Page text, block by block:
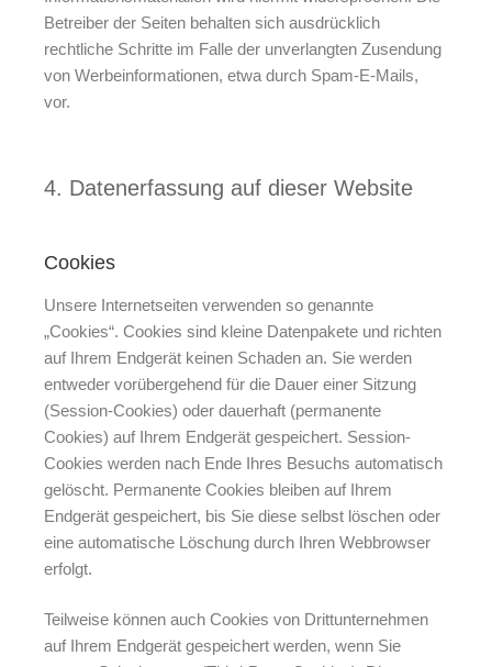
Betreiber der Seiten behalten sich ausdrücklich
rechtliche Schritte im Falle der unverlangten Zusendung
von Werbeinformationen, etwa durch Spam-E-Mails,
vor.
4. Datenerfassung auf dieser Website
Cookies
Unsere Internetseiten verwenden so genannte
„Cookies“. Cookies sind kleine Datenpakete und richten
auf Ihrem Endgerät keinen Schaden an. Sie werden
entweder vorübergehend für die Dauer einer Sitzung
(Session-Cookies) oder dauerhaft (permanente
Cookies) auf Ihrem Endgerät gespeichert. Session-
Cookies werden nach Ende Ihres Besuchs automatisch
gelöscht. Permanente Cookies bleiben auf Ihrem
Endgerät gespeichert, bis Sie diese selbst löschen oder
eine automatische Löschung durch Ihren Webbrowser
erfolgt.
Teilweise können auch Cookies von Drittunternehmen
auf Ihrem Endgerät gespeichert werden, wenn Sie